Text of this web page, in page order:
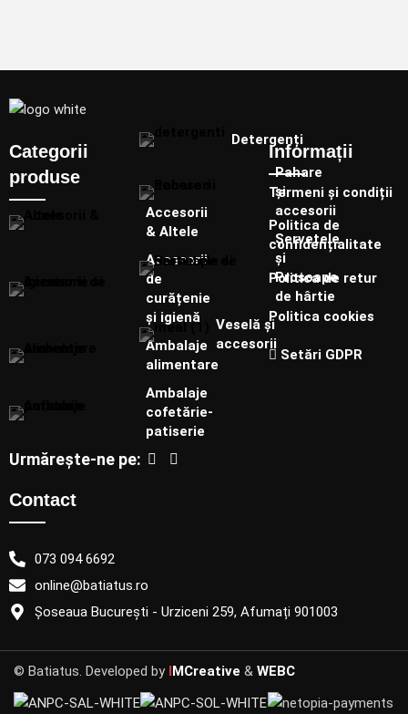
Categorii
produse
Accesorii
& Altele
Accesorii
de
curățenie
și igienă
Ambalaje
alimentare
Ambalaje
cofetărie-
patiserie
Detergenți
Pahare
și
accesorii
Șervețele
și
Prosoape
de hârtie
Veselă și
accesorii
Informații
Termeni și condiții
Politica de
confidențialitate
Politica de retur
Politica cookies
Setări GDPR
Urmărește-ne pe:
Contact
073 094 6692
online@batiatus.ro
Șoseaua București - Urziceni 259, Afumați 901003
© Batiatus. Developed by MCreative & WEBC